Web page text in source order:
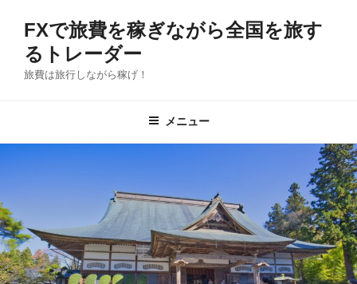
キ
FXで旅費を稼ぎながら全国を旅す
るトレーダー
旅費は旅行しながら稼げ！
メニュー